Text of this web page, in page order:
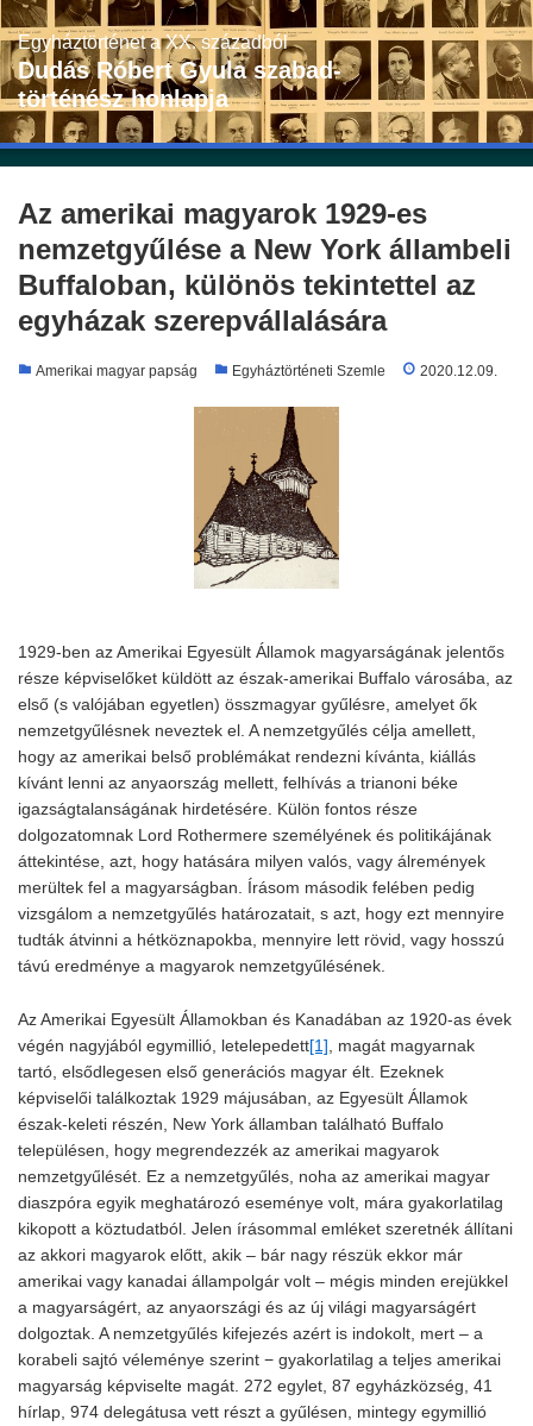
Skip
to
content
Egyháztörténet a XX. századból
Dudás Róbert Gyula szabad-
történész honlapja
Az amerikai magyarok 1929-es
nemzetgyűlése a New York állambeli
Buffaloban, különös tekintettel az
egyházak szerepvállalására
Amerikai magyar papság Egyháztörténeti Szemle 2020.12.09.
1929-ben az Amerikai Egyesült Államok magyarságának jelentős
része képviselőket küldött az észak-amerikai Buffalo városába, az
első (s valójában egyetlen) összmagyar gyűlésre, amelyet ők
nemzetgyűlésnek neveztek el. A nemzetgyűlés célja amellett,
hogy az amerikai belső problémákat rendezni kívánta, kiállás
kívánt lenni az anyaország mellett, felhívás a trianoni béke
igazságtalanságának hirdetésére. Külön fontos része
dolgozatomnak Lord Rothermere személyének és politikájának
áttekintése, azt, hogy hatására milyen valós, vagy álremények
merültek fel a magyarságban. Írásom második felében pedig
vizsgálom a nemzetgyűlés határozatait, s azt, hogy ezt mennyire
tudták átvinni a hétköznapokba, mennyire lett rövid, vagy hosszú
távú eredménye a magyarok nemzetgyűlésének.
Az Amerikai Egyesült Államokban és Kanadában az 1920-as évek
végén nagyjából egymillió, letelepedett[1] , magát magyarnak
tartó, elsődlegesen első generációs magyar élt. Ezeknek
képviselői találkoztak 1929 májusában, az Egyesült Államok
észak-keleti részén, New York államban található Buffalo
településen, hogy megrendezzék az amerikai magyarok
nemzetgyűlését. Ez a nemzetgyűlés, noha az amerikai magyar
diaszpóra egyik meghatározó eseménye volt, mára gyakorlatilag
kikopott a köztudatból. Jelen írásommal emléket szeretnék állítani
az akkori magyarok előtt, akik – bár nagy részük ekkor már
amerikai vagy kanadai állampolgár volt – mégis minden erejükkel
a magyarságért, az anyaországi és az új világi magyarságért
dolgoztak. A nemzetgyűlés kifejezés azért is indokolt, mert – a
korabeli sajtó véleménye szerint − gyakorlatilag a teljes amerikai
magyarság képviselte magát. 272 egylet, 87 egyházközség, 41
hírlap, 974 delegátusa vett részt a gyűlésen, mintegy egymillió